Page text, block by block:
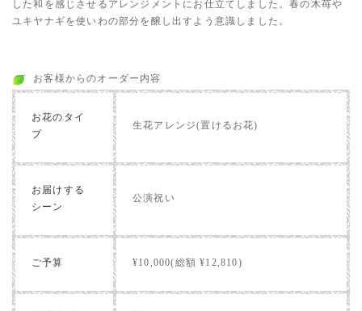
した和を感じさせるアレンジメントにお仕立てしました。春の木苺や
ユキヤナギを使いわの部分を醸し出すよう意識しました。
お客様からのオーダー内容
お花のタイ
プ
生花アレンジ(置けるお花)
お届けする
シーン
公演祝い
ご予算 ¥10,000(総額 ¥12,810)